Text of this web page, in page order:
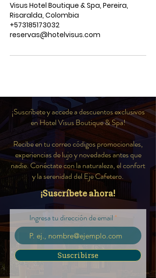
Visus Hotel Boutique & Spa, Pereira,
Risaralda, Colombia
+573185173032
reservas@hotelvisus.com
¡Suscríbete y accede a descuentos exclusivos
en Hotel Visus Boutique & Spa!
Recibe en tu correo códigos promocionales,
experiencias de lujo y novedades antes que
nadie. Conéctate con la naturaleza, el confort
y la serenidad del Eje Cafetero.
¡Suscríbete ahora!
Ingresa tu dirección de email
Suscribirse